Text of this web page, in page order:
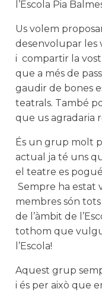
l’Escola Pia
Us volem
desenvolupar les
i compartir la
que a més de
gaudir de bones
teatrals. També
que us agradaria
És un grup molt
actual ja té uns
el teatre es
Sempre ha estat
membres són tots
de l’àmbit de
tothom que
l’Escola!
Aquest grup
i és per això que